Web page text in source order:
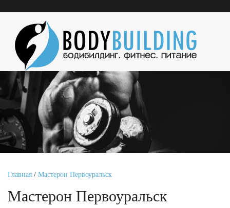
Главная / Мастерон Первоуральск
Мастерон Первоуральск